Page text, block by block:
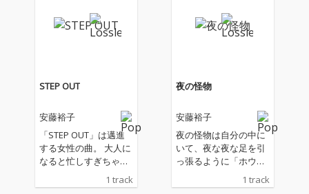
直前にリリースされる
新曲は、「ミュージカ
軸な楽曲「YOUR SON
G」。 Shigekuni、皆
加。レコーディング・
ミックスは、中村 督。
カヴァーアートは、安
藤裕子自身が手がけて
直前にリリースされる
新曲は、「ミュージカ
軸な楽曲「YOUR SON
G」。 Shigekuni、皆
加。レコーディング・
ミックスは、中村 督。
カヴァーアートは、安
藤裕子自身が手がけて
STEP OUT
安藤裕子
「STEP OUT」は邁進
する女性の曲。 大人に
なると忙しすぎちゃっ
て、人との関わり合い
とか恋とかそういうの
1 track
夜の怪物
安藤裕子
夜の怪物は自分の中に
いて、夜な夜な足を引
っ張るように「ホウホ
ウ」と呼ぶんです。真
っ暗な森の中に置き去
1 track